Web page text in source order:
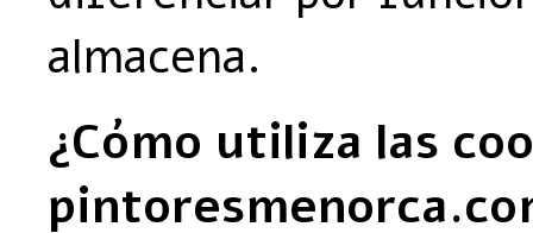
almacena.
¿Cómo utiliza las